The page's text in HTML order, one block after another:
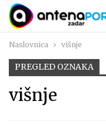
Naslovnica višnje
PREGLED OZNAKA
višnje